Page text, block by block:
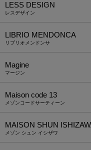
LESS DESIGN
レスデザイン
LIBRIO MENDONCA
リブリオメンドンサ
Magine
マージン
Maison code 13
メゾンコードサーティーン
MAISON SHUN
メゾン シュン イシザワ